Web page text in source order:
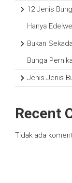
12 Jenis
Hanya
Bukan
Bunga
Jenis-Jenis
Recent
Tidak ada